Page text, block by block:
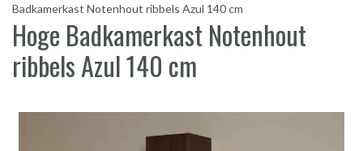
Badkamerkast Notenhout ribbels Azul 140 cm
Hoge Badkamerkast Notenhout
ribbels Azul 140 cm